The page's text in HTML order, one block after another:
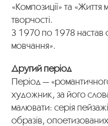
«Композиції» та
творчості.
З 1970 по 1978 настав
мовчання».
Другий період
Період —
художник, за його
малювати: серія
образів,